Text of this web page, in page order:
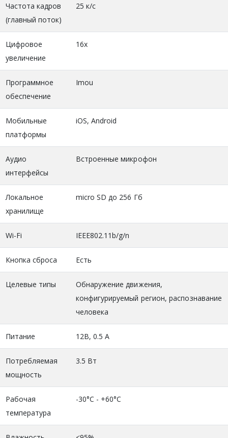
Частота кадров
(главный поток)
25 к/с
Цифровое
увеличение
16х
Программное
обеспечение
Imou
Мобильные
платформы
iOS, Android
Аудио
интерфейсы
Встроенные микрофон
Локальное
хранилище
micro SD до 256 Гб
Wi-Fi IEEE802.11b/g/n
Кнопка сброса Есть
Целевые типы
Обнаружение движения,
конфигурируемый регион, распознавание
человека
Питание 12В, 0.5 А
Потребляемая
мощность
3.5 Вт
Рабочая
температура
-30°C - +60°C